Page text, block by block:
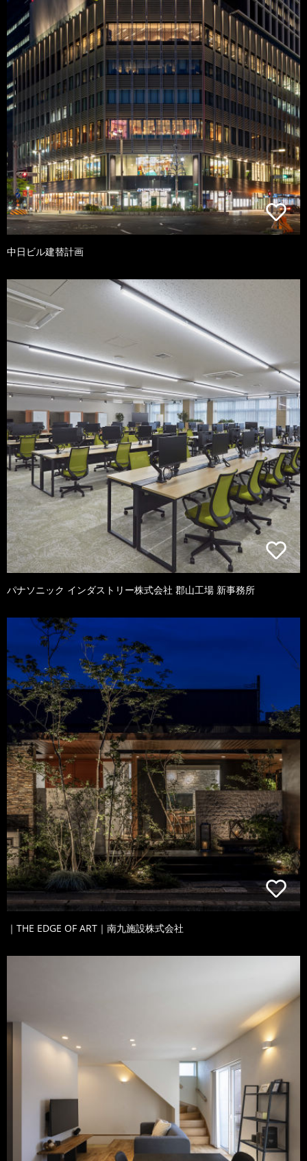
中日ビル建替計画
パナソニック インダストリー株式会社 郡山工場 新事務所
｜THE EDGE OF ART｜南九施設株式会社